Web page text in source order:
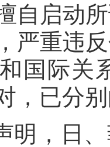
自启动
严重违
国际关
，已分
明，日